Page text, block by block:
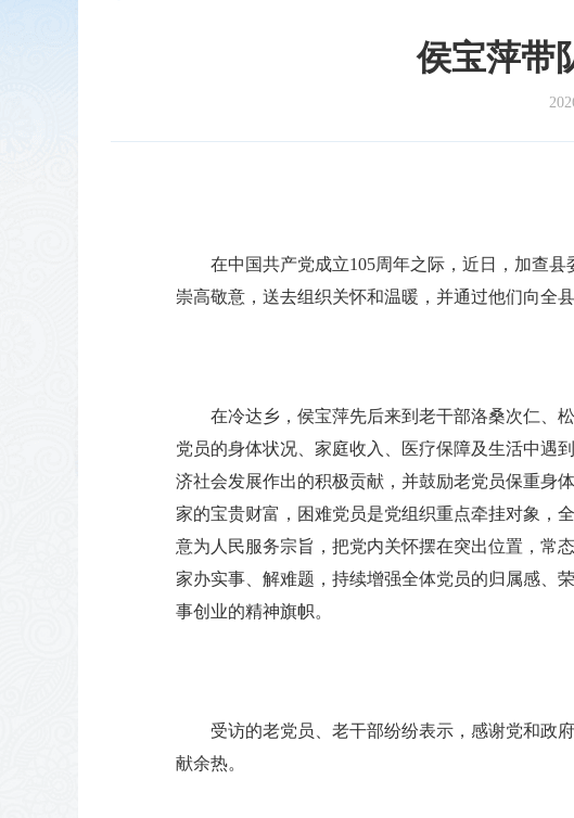
侯宝萍带
在中国共产党成立105周年之际，近日，加查
崇高敬意，送去组织关怀和温暖，并通过他们向全
在冷达乡，侯宝萍先后来到老干部洛桑次仁、
党员的身体状况、家庭收入、医疗保障及生活中遇
济社会发展作出的积极贡献，并鼓励老党员保重身
家的宝贵财富，困难党员是党组织重点牵挂对象，
意为人民服务宗旨，把党内关怀摆在突出位置，常
家办实事、解难题，持续增强全体党员的归属感、
事创业的精神旗帜。
受访的老党员、老干部纷纷表示，感谢党和政
献余热。